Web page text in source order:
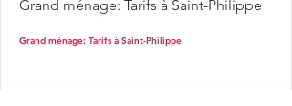
Grand ménage: Tarifs à Saint-Philippe
Grand ménage: Tarifs à Saint-Philippe